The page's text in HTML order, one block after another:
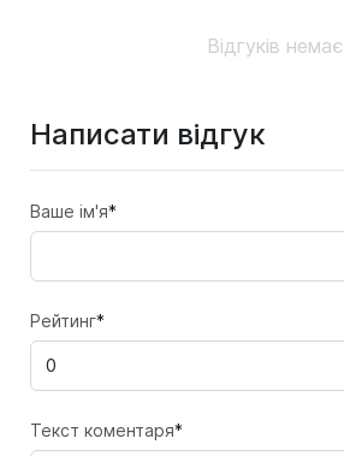
Відгуків немає
Написати відгук
Ваше ім'я*
Рейтинг*
Текст коментаря*